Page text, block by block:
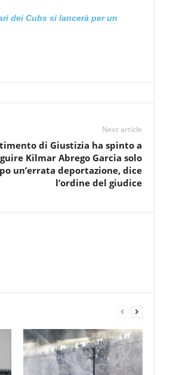
dei Cubs si lancerà per un
Next article
di Giustizia ha spinto a
Kilmar Abrego Garcia solo
un’errata deportazione, dice
l’ordine del giudice